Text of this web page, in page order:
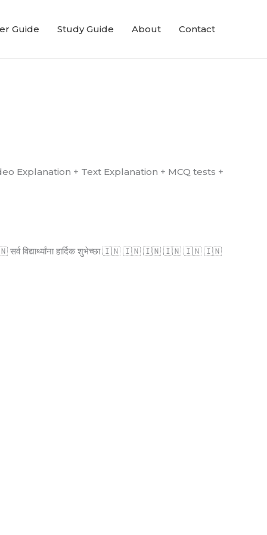
Guide Study Guide About Contact
(Video Explanation + Text Explanation + MCQ tests +
हार्दिक शुभेच्छा 🇮🇳 🇮🇳 🇮🇳 🇮🇳 🇮🇳 🇮🇳